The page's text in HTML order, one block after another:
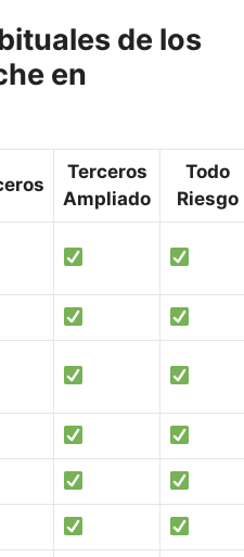
de los
en
Terceros
Ampliado
Todo
Riesgo